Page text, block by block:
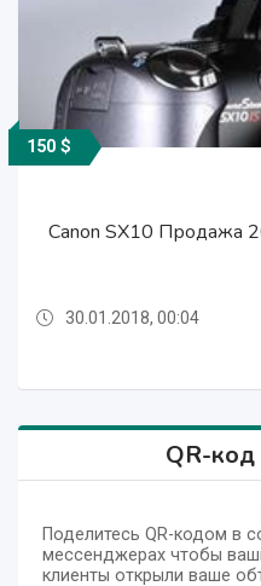
Canon SX10
поступающих в
Canon m6 + 18-
150 $
Canon SX10 Продажа
30.01.2018, 00:04
поступающих в
QR-
Поделитесь QR-кодом в
мессенджерах чтобы
клиенты открыли ваше